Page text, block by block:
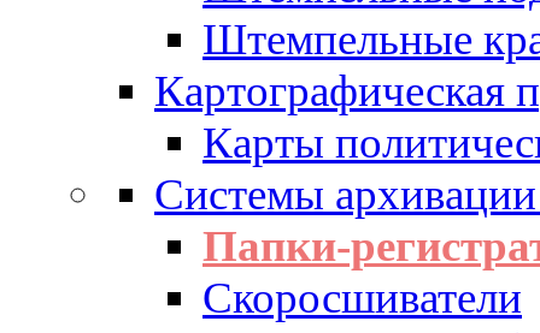
Штемпельные
Картографическая
Карты
Системы
Папки-
Скоросшиватели